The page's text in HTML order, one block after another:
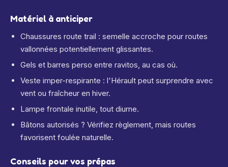
Matériel à anticiper
Chaussures route trail : semelle accroche pour routes
vallonnées potentiellement glissantes.
Gels et barres perso entre ravitos, au cas où.
Veste imper-respirante : l'Hérault peut surprendre avec
vent ou fraîcheur en hiver.
Lampe frontale inutile, tout diurne.
Bâtons autorisés ? Vérifiez règlement, mais routes
favorisent foulée naturelle.
Conseils pour vos prépas